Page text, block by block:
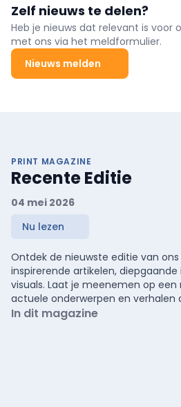
Zelf nieuws te delen?
Heb je nieuws dat relevant is voor
met ons via het meldformulier.
Nieuws melden
PRINT MAGAZINE
Recente Editie
04 mei 2026
Nu lezen
Ontdek de nieuwste editie van
inspirerende artikelen,
visuals. Laat je meenemen op
actuele onderwerpen en verhalen
In dit magazine